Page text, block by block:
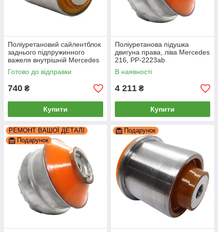
Поліуретановий сайлентблок
заднього підпружинного
важеля внутрішній Mercedes
216, PP-1302c
Готово до відправки
740 ₴
Купити
Поліуретанова підушка
двигуна права, ліва Mercedes
216, PP-2223ab
В наявності
4 211 ₴
Купити
РЕМОНТ ВАШОЇ ДЕТАЛІ
Подарунок
Подарунок